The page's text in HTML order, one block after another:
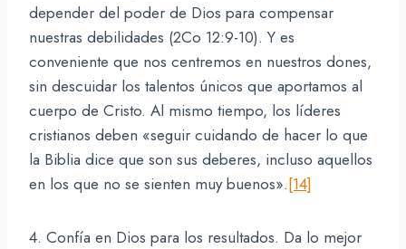
depender del poder de Dios para compensar
nuestras debilidades (2Co 12:9-10). Y es
conveniente que nos centremos en nuestros dones,
sin descuidar los talentos únicos que aportamos al
cuerpo de Cristo. Al mismo tiempo, los líderes
cristianos deben «seguir cuidando de hacer lo que
la Biblia dice que son sus deberes, incluso aquellos
en los que no se sienten muy buenos».[14]
4. Confía en Dios para los resultados. Da lo mejor